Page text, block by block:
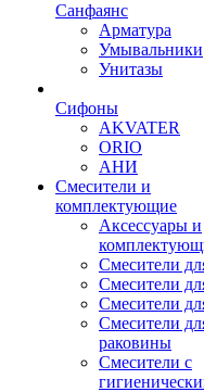
Санфаянс
Арматура
Умывальники
Унитазы
Сифоны
AKVATER
ORIO
АНИ
Смесители и
комплектующие
Аксессуары и
Смесители
Смесители
Смесители
Смесители
раковины
Смесители с